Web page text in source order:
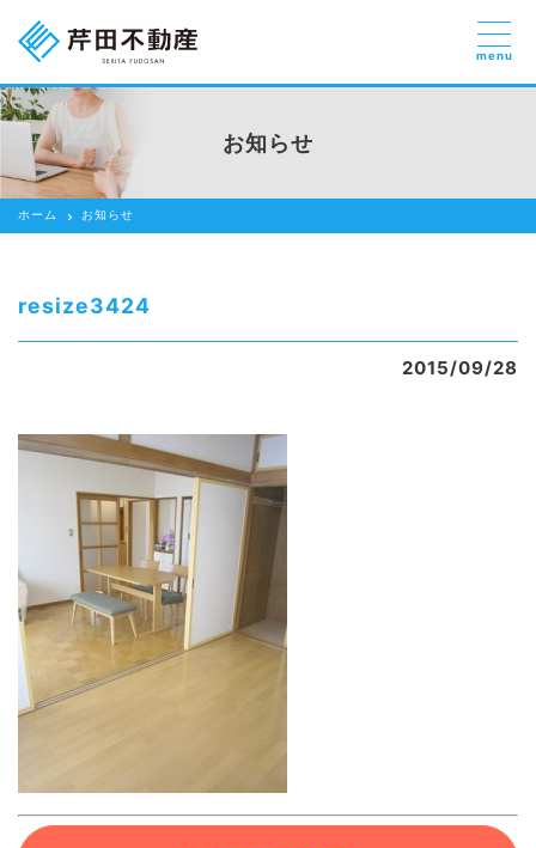
売りたい
貸したい方
借りたい
芹田不動産の強み
スタッフ紹介
会社紹介
ブログ
menu
お知らせ
ホーム お知らせ
resize3424
2015/09/28